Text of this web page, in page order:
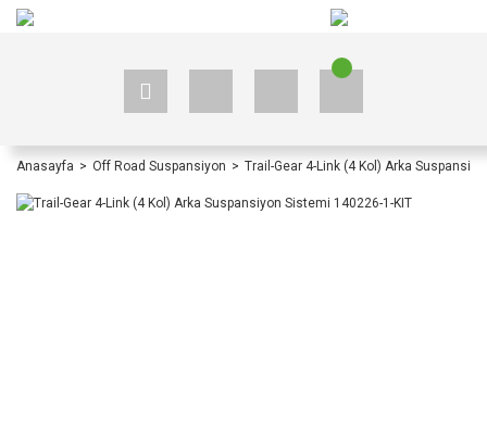
Anasayfa Off Road Suspansiyon Trail-Gear 4-Link (4 Kol) Arka